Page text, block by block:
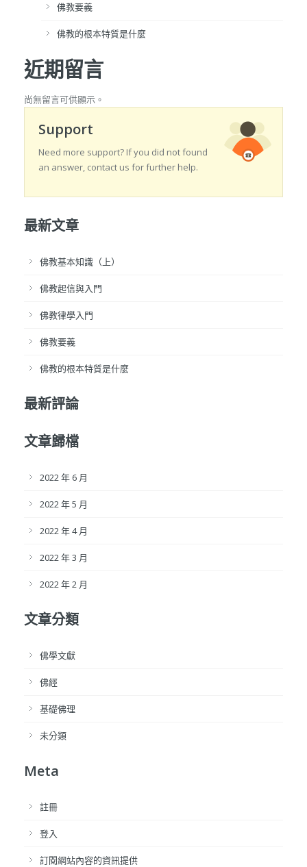
佛教要義
佛教的根本特質是什麼
近期留言
尚無留言可供顯示。
Support
Need more support? If you did not found
an answer, contact us for further help.
最新文章
佛教基本知識（上）
佛教起信與入門
佛教律學入門
佛教要義
佛教的根本特質是什麼
最新評論
文章歸檔
2022 年 6 月
2022 年 5 月
2022 年 4 月
2022 年 3 月
2022 年 2 月
文章分類
佛學文獻
佛經
基礎佛理
未分類
Meta
註冊
登入
訂閱網站內容的資訊提供